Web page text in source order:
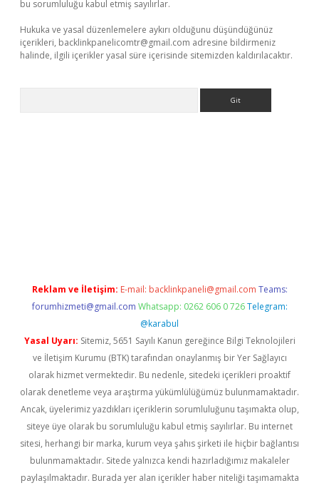
bu sorumluluğu kabul etmiş sayılırlar.
Hukuka ve yasal düzenlemelere aykırı olduğunu düşündüğünüz
içerikleri, backlinkpanelicomtr@gmail.com adresine bildirmeniz
halinde, ilgili içerikler yasal süre içerisinde sitemizden kaldırılacaktır.
Reklam ve İletişim: E-mail: backlinkpaneli@gmail.com Teams:
forumhizmeti@gmail.com Whatsapp: 0262 606 0 726 Telegram:
@karabul
Yasal Uyarı: Sitemiz, 5651 Sayılı Kanun gereğince Bilgi Teknolojileri
ve İletişim Kurumu (BTK) tarafından onaylanmış bir Yer Sağlayıcı
olarak hizmet vermektedir. Bu nedenle, sitedeki içerikleri proaktif
olarak denetleme veya araştırma yükümlülüğümüz bulunmamaktadır.
Ancak, üyelerimiz yazdıkları içeriklerin sorumluluğunu taşımakta olup,
siteye üye olarak bu sorumluluğu kabul etmiş sayılırlar. Bu internet
sitesi, herhangi bir marka, kurum veya şahıs şirketi ile hiçbir bağlantısı
bulunmamaktadır. Sitede yalnızca kendi hazırladığımız makaleler
paylaşılmaktadır. Burada yer alan içerikler haber niteliği taşımamakta